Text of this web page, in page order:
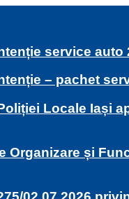
service auto
– pachet
Locale Iași
Organizare și